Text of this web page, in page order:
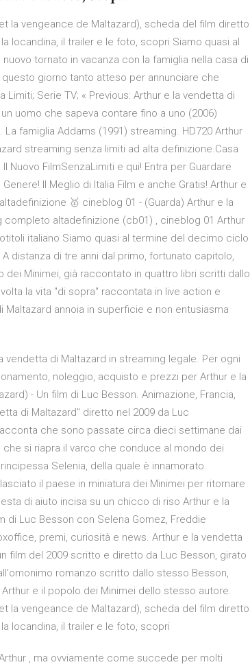
la vengeance de Maltazard), scheda del film diretto
locandina, il trailer e le foto, scopri Siamo quasi al
tornato in vacanza con la famiglia nella casa di
questo giorno tanto atteso per annunciare che
Serie TV; « Previous: Arthur e la vendetta di
uomo che sapeva contare fino a uno (2006)
famiglia Addams (1991) streaming. HD720 Arthur
streaming senza limiti ad alta definizione.Casa
Nuovo FilmSenzaLimiti e qui! Entra per Guardare
ll Meglio di Italia Film e anche Gratis! Arthur e
🥇 cineblog 01 - (Guarda) Arthur e la
completo altadefinizione (cb01) , cineblog 01 Arthur
italiano Siamo quasi al termine del decimo ciclo
distanza di tre anni dal primo, fortunato capitolo,
Minimei, già raccontato in quattro libri scritti dallo
la vita "di sopra" raccontata in live action e
Maltazard annoia in superficie e non entusiasma
vendetta di Maltazard in streaming legale. Per ogni
noleggio, acquisto e prezzi per Arthur e la
- Un film di Luc Besson. Animazione, Francia,
di Maltazard" diretto nel 2009 da Luc
che sono passate circa dieci settimane dai
si riapra il varco che conduce al mondo dei
Selenia, della quale è innamorato.
il paese in miniatura dei Minimei per ritornare
di aiuto incisa su un chicco di riso Arthur e la
di Luc Besson con Selena Gomez, Freddie
premi, curiosità e news. Arthur e la vendetta
film del 2009 scritto e diretto da Luc Besson, girato
romanzo scritto dallo stesso Besson,
e il popolo dei Minimei dello stesso autore.
la vengeance de Maltazard), scheda del film diretto
locandina, il trailer e le foto, scopri
, ma ovviamente come succede per molti